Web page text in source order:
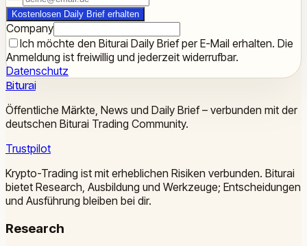
Kostenlosen Daily Brief erhalten
Company
Ich möchte den Biturai Daily Brief per E-Mail erhalten. Die
Anmeldung ist freiwillig und jederzeit widerrufbar.
Datenschutz
Biturai
Öffentliche Märkte, News und Daily Brief – verbunden mit der
deutschen Biturai Trading Community.
Trustpilot
Krypto-Trading ist mit erheblichen Risiken verbunden. Biturai
bietet Research, Ausbildung und Werkzeuge; Entscheidungen
und Ausführung bleiben bei dir.
Research